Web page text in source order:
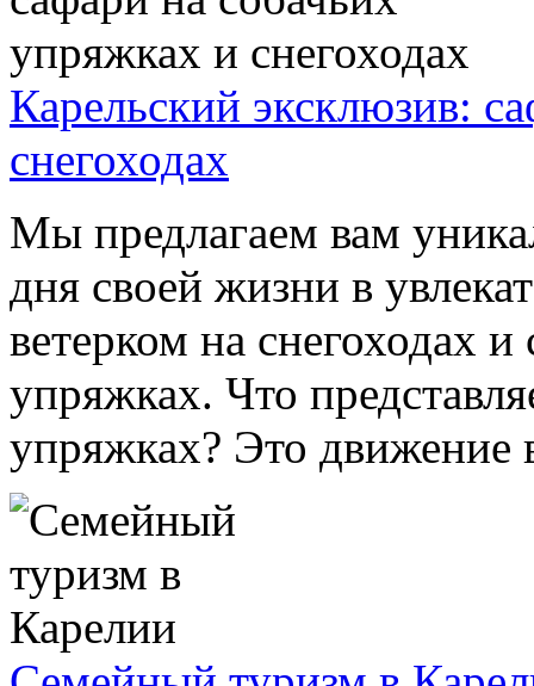
Карельский эксклюзив:
снегоходах
Мы предлагаем вам
дня своей жизни в
ветерком на снегоходах
упряжках. Что
упряжках? Это движение